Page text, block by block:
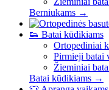
Berniukams →
👟 Batai kūdikiams
Ortopediniai
Pirmieji batai
Žieminiai
Batai kūdikiams →